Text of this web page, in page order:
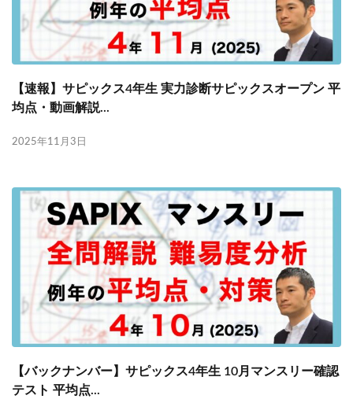
【速報】サピックス4年生 実力診断サピックスオープン 平
均点・動画解説...
2025年11月3日
【バックナンバー】サピックス4年生 10月マンスリー確認
テスト 平均点...